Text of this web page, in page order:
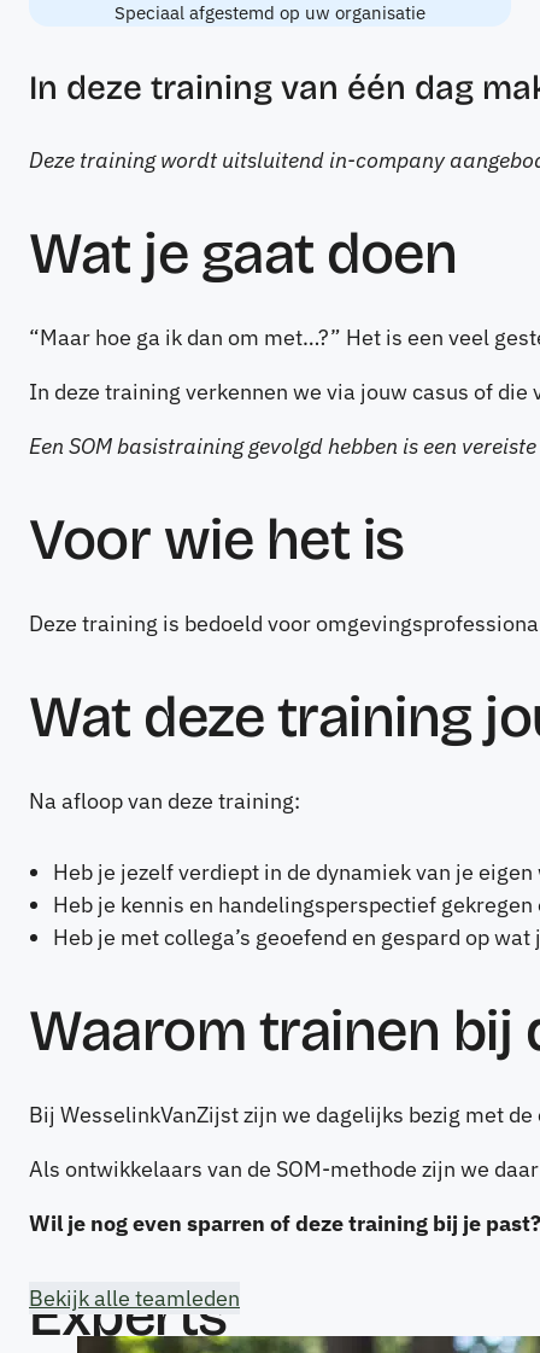
Speciaal afgestemd op uw organisatie
In deze training van één dag
Deze training wordt uitsluitend in-company
Wat je gaat doen
“Maar hoe ga ik dan om met…?” Het is een veel
In deze training verkennen we via jouw casus of
Een SOM basistraining gevolgd hebben is een
Voor wie het is
Deze training is bedoeld voor
Wat deze training
Na afloop van deze training:
Heb je jezelf verdiept in de dynamiek van je
Heb je kennis en handelingsperspectief
Heb je met collega’s geoefend en gespard op
Waarom trainen bij
Bij WesselinkVanZijst zijn we dagelijks bezig met
Als ontwikkelaars van de SOM-methode zijn we
Wil je nog even sparren of deze training bij je past?
Experts
Bekijk alle teamleden